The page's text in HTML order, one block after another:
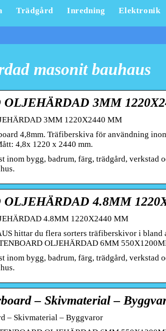
Trädgård Inredning Elektronik
masonit bauhaus
OLJEHÄRDAD 3MM
3MM 1220X2440 MM
4,8mm. Träfiberskiva för användning
4,8x 1220 x 2440 mm.
inom bygg, badrum, färg, trädgård, verkstad
OLJEHÄRDAD 4.8MM
4.8MM 1220X2440 MM
hittar du flera sorters träfiberskivor i
OLJEHÄRDAD 6MM
inom bygg, badrum, färg, trädgård, verkstad
– Skivmaterial –
– Skivmaterial – Byggvaror